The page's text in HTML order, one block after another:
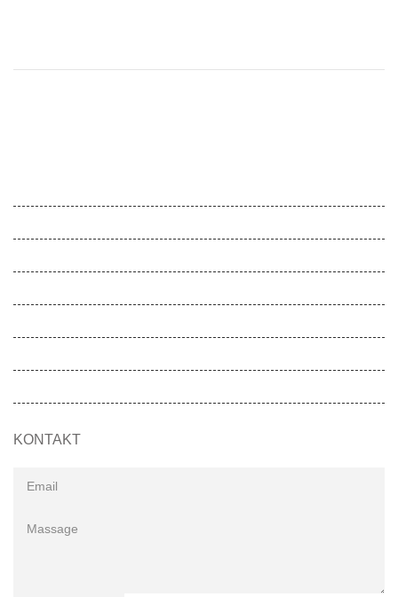
KONTAKT